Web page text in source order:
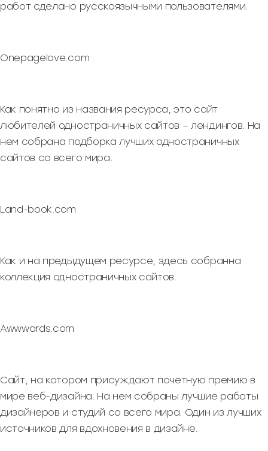
работ сделано русскоязычными пользователями.
Onepagelove.com
Как понятно из названия ресурса, это сайт
любителей одностраничных сайтов – лендингов. На
нем собрана подборка лучших одностраничных
сайтов со всего мира.
Land-book.com
Как и на предыдущем ресурсе, здесь собранна
коллекция одностраничных сайтов.
Awwwards.com
Сайт, на котором присуждают почетную премию в
мире веб-дизайна. На нем собраны лучшие работы
дизайнеров и студий со всего мира. Один из лучших
источников для вдохновения в дизайне.